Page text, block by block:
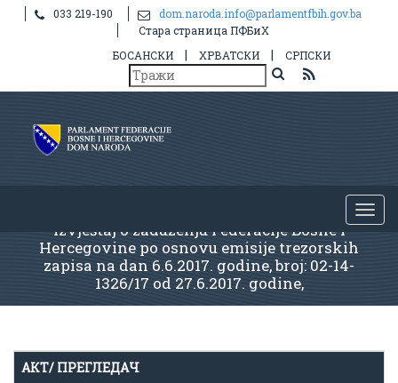
033 219-190
dom.naroda.info@parlamentfbih.gov.ba
Стара страница ПФБиХ
БОСАНСКИ
| ХРВАТСКИ | СРПСКИ
Izvještaj o zaduženju Federacije Bosne i
Hercegovine po osnovu emisije trezorskih
zapisa na dan 6.6.2017. godine, broj: 02-14-
1326/17 od 27.6.2017. godine,
АКТ/ ПРЕГЛЕДАЧ